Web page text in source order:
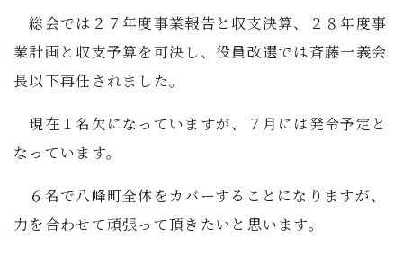
総会では２７年度事業報告と収支決算、２８年度事
業計画と収支予算を可決し、役員改選では斉藤一義会
長以下再任されました。
現在１名欠になっていますが、７月には発令予定と
なっています。
６名で八峰町全体をカバーすることになりますが、
力を合わせて頑張って頂きたいと思います。